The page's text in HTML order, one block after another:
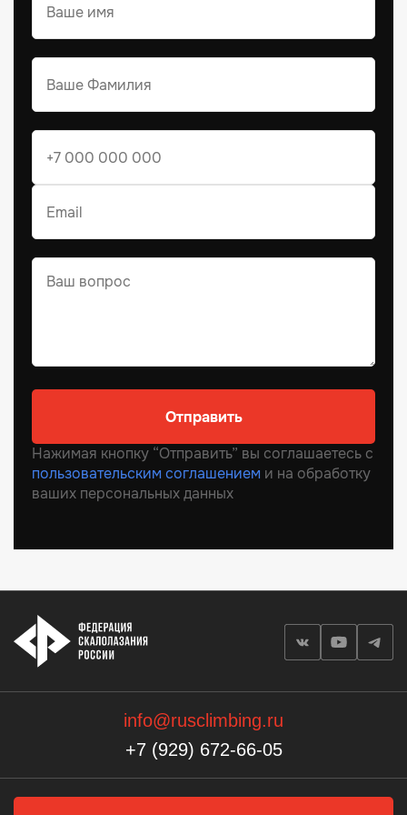
Отправить
Нажимая кнопку “Отправить” вы соглашаетесь с
пользовательским соглашением и на обработку
ваших персональных данных
info@rusclimbing.ru
+7 (929) 672-66-05